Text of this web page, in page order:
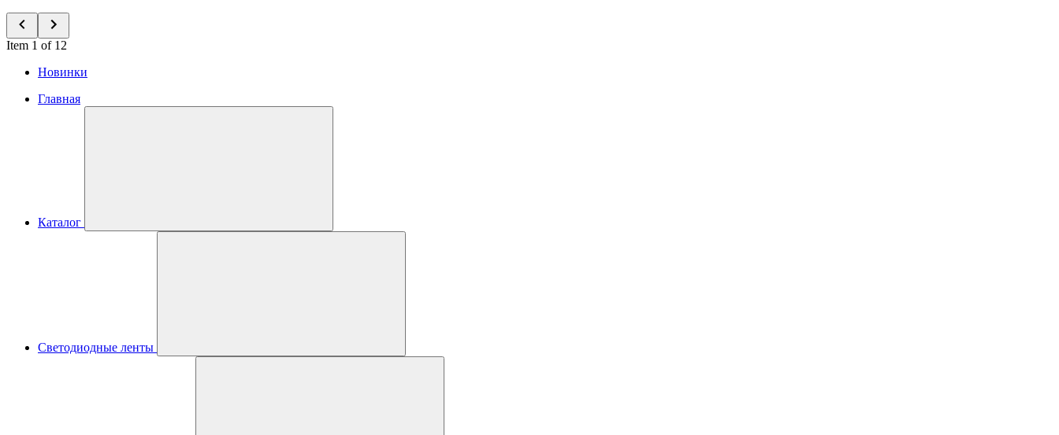
Item 1 of 12
Новинки
Главная
Каталог
Светодиодные ленты